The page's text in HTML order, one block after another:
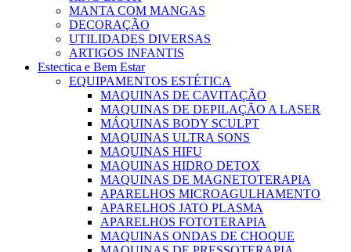
MANTA COM MANGAS
DECORAÇÃO
UTILIDADES DIVERSAS
ARTIGOS INFANTIS
Estectica e Bem Estar
EQUIPAMENTOS ESTÉTICA
MAQUINAS DE CAVITAÇÃO
MAQUINAS DE DEPILAÇÃO A LASER
MÁQUINAS BODY SCULPT
MAQUINAS ULTRA SONS
MAQUINAS HIFU
MAQUINAS HIDRO DETOX
MAQUINAS DE MAGNETOTERAPIA
APARELHOS MICROAGULHAMENTO
APARELHOS JATO PLASMA
APARELHOS FOTOTERAPIA
MAQUINAS ONDAS DE CHOQUE